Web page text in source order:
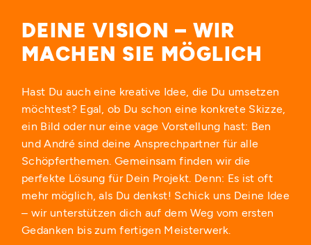
DEINE VISION – WIR
MACHEN SIE MÖGLICH
Hast Du auch eine kreative Idee, die Du umsetzen
möchtest? Egal, ob Du schon eine konkrete Skizze,
ein Bild oder nur eine vage Vorstellung hast: Ben
und André sind deine Ansprechpartner für alle
Schöpferthemen. Gemeinsam finden wir die
perfekte Lösung für Dein Projekt. Denn: Es ist oft
mehr möglich, als Du denkst! Schick uns Deine Idee
– wir unterstützen dich auf dem Weg vom ersten
Gedanken bis zum fertigen Meisterwerk.